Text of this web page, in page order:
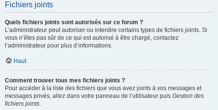
Fichiers joints
Quels fichiers joints sont autorisés sur ce forum ?
L’administrateur peut autoriser ou interdire certains types de fichiers joints. Si
vous n’êtes pas sûr de ce qui est autorisé à être chargé, contactez
l’administrateur pour plus d’informations.
Haut
Comment trouver tous mes fichiers joints ?
Pour accéder à la liste des fichiers que vous avez joints à vos messages et
messages privés, allez dans votre panneau de l’utilisateur puis Gestion des
fichiers joints.